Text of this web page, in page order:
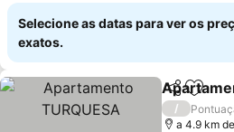
Selecione as datas para ver os
exatos.
Partilhar
/
a 4.9 km